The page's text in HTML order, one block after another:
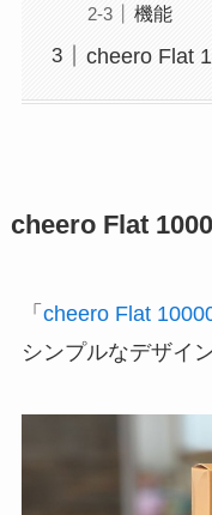
機能
cheero Flat
cheero Flat
「 cheero Flat
シンプルなデザイン